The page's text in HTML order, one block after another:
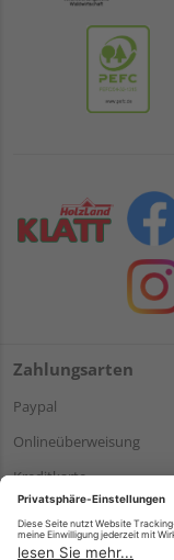
Zahlungsarten
Paypal
Onlineüberweisung
Kreditkarte
*Bonität vorausgesetzt